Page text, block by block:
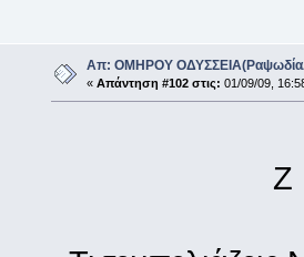
Απ: ΟΜΗΡΟΥ
« Απάντηση #102 στις: 01/09/09,
Ζ